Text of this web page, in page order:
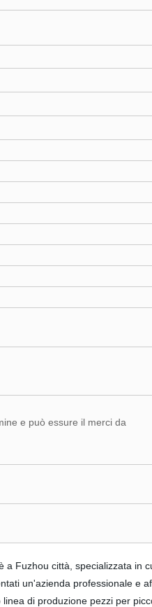
e può essure il merci da
Fuzhou città, specializzata in
un'azienda professionale e
di produzione pezzi per